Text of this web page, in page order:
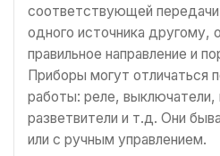
соответствующей передачи
одного источника другому,
правильное направление и
Приборы могут отличаться
работы: реле, выключатели,
разветвители и т.д. Они
или с ручным управлением.